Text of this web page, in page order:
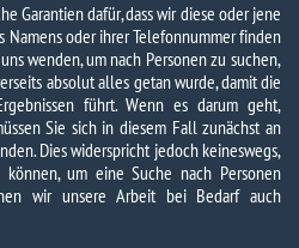
Garantien dafür, dass wir diese oder jene
Namens oder ihrer Telefonnummer finden
wenden, um nach Personen zu suchen,
absolut alles getan wurde, damit die
führt. Wenn es darum geht,
Sie sich in diesem Fall zunächst an
Dies widerspricht jedoch keineswegs,
um eine Suche nach Personen
wir unsere Arbeit bei Bedarf auch